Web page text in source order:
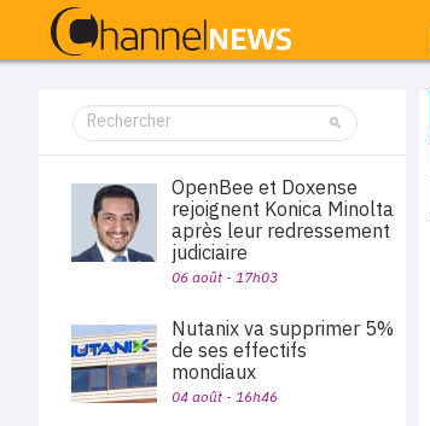
OpenBee et Doxense
rejoignent Konica Minolta
après leur redressement
judiciaire
06 août - 17h03
Nutanix va supprimer 5%
de ses effectifs
mondiaux
04 août - 16h46